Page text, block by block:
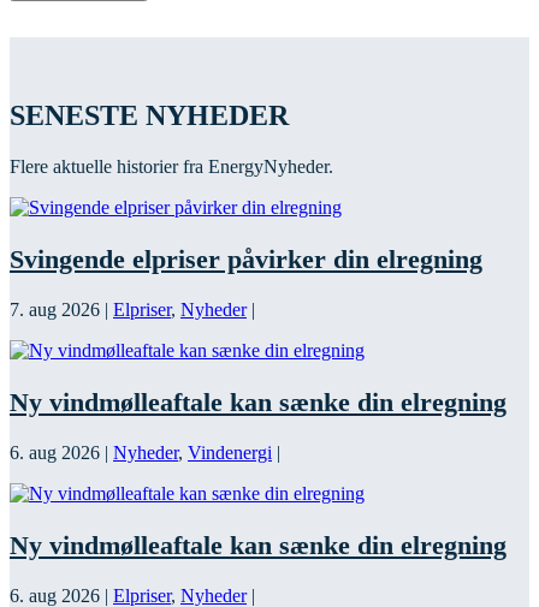
SENESTE NYHEDER
Flere aktuelle historier fra EnergyNyheder.
Svingende elpriser påvirker din elregning
7. aug 2026 | Elpriser, Nyheder|
Ny vindmølleaftale kan sænke din elregning
6. aug 2026 | Nyheder, Vindenergi |
Ny vindmølleaftale kan sænke din elregning
6. aug 2026 | Elpriser, Nyheder|